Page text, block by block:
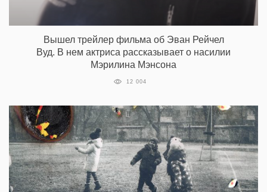
Вышел трейлер фильма об Эван Рейчел
Вуд. В нем актриса рассказывает о насилии
Мэрилина Мэнсона
12 004